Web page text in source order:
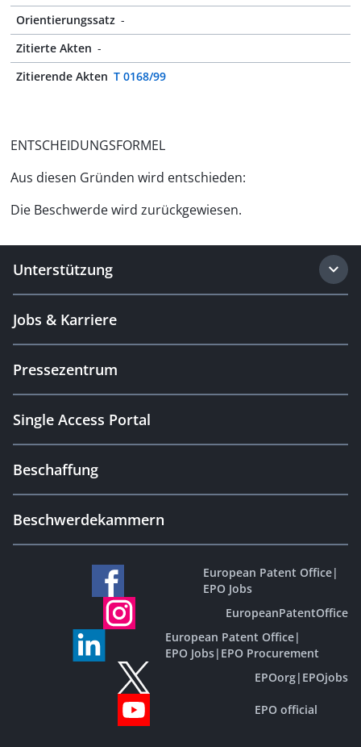
Orientierungssatz -
Zitierte Akten -
Zitierende Akten T 0168/99
ENTSCHEIDUNGSFORMEL
Aus diesen Gründen wird entschieden:
Die Beschwerde wird zurückgewiesen.
Unterstützung
Jobs & Karriere
Pressezentrum
Single Access Portal
Beschaffung
Beschwerdekammern
European Patent Office|
EPO Jobs
EuropeanPatentOffice
European Patent Office|
EPO Jobs| EPO Procurement
EPOorg| EPOjobs
EPO official